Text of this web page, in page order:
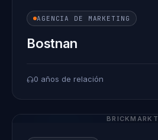
AGENCIA DE MARKETING
Bostnan
0 años de relación
BRICKMARKT